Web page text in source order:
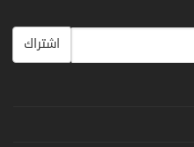
اشتراك